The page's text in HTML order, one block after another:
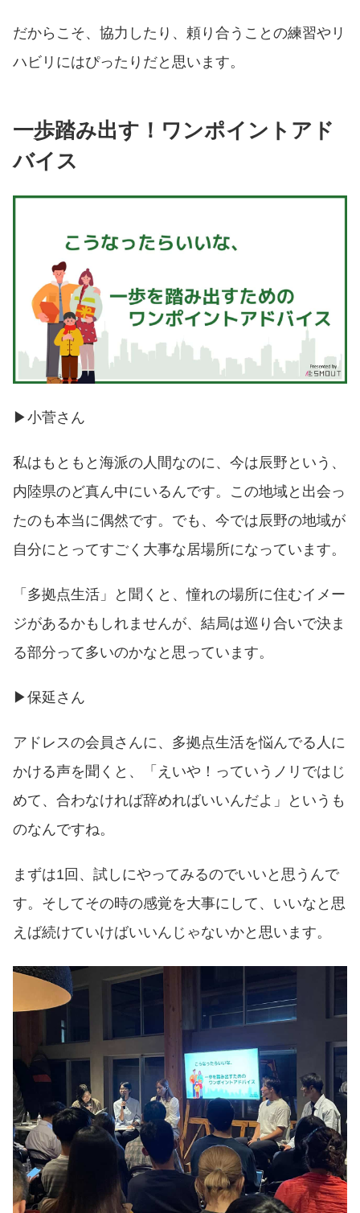
だからこそ、協力したり、頼り合うことの練習やリ
ハビリにはぴったりだと思います。
一歩踏み出す！ワンポイントアド
バイス
▶︎小菅さん
私はもともと海派の人間なのに、今は辰野という、
内陸県のど真ん中にいるんです。この地域と出会っ
たのも本当に偶然です。でも、今では辰野の地域が
自分にとってすごく大事な居場所になっています。
「多拠点生活」と聞くと、憧れの場所に住むイメー
ジがあるかもしれませんが、結局は巡り合いで決ま
る部分って多いのかなと思っています。
▶︎保延さん
アドレスの会員さんに、多拠点生活を悩んでる人に
かける声を聞くと、「えいや！っていうノリではじ
めて、合わなければ辞めればいいんだよ」というも
のなんですね。
まずは1回、試しにやってみるのでいいと思うんで
す。そしてその時の感覚を大事にして、いいなと思
えば続けていけばいいんじゃないかと思います。